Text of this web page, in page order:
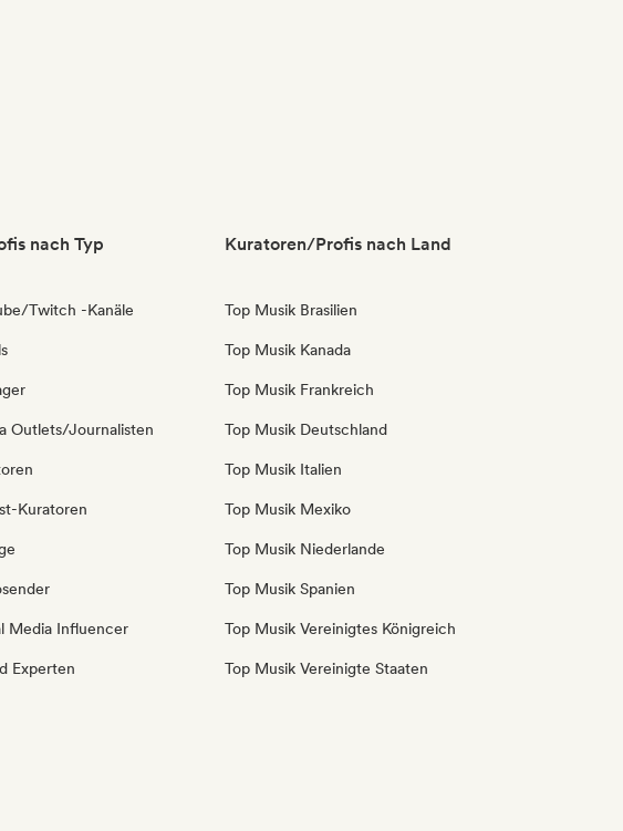
nach Typ
Twitch -Kanäle
Outlets/Journalisten
Kuratoren
Media Influencer
Experten
Kuratoren/Profis nach Land
Top Musik Brasilien
Top Musik Kanada
Top Musik Frankreich
Top Musik Deutschland
Top Musik Italien
Top Musik Mexiko
Top Musik Niederlande
Top Musik Spanien
Top Musik Vereinigtes Königreich
Top Musik Vereinigte Staaten